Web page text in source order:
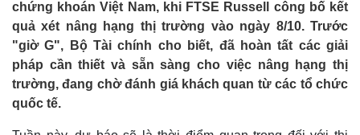
chứng khoán Việt Nam, khi FTSE Russell công bố kết
quả xét nâng hạng thị trường vào ngày 8/10. Trước
"giờ G", Bộ Tài chính cho biết, đã hoàn tất các giải
pháp cần thiết và sẵn sàng cho việc nâng hạng thị
trường, đang chờ đánh giá khách quan từ các tổ chức
quốc tế.